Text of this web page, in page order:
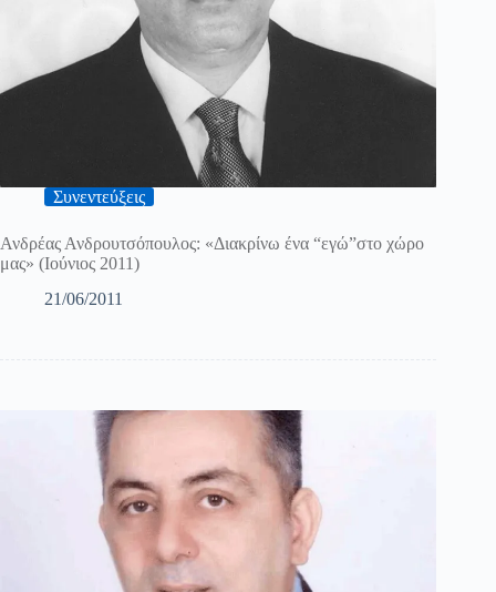
Συνεντεύξεις
Ανδρέας Ανδρουτσόπουλος: «Διακρίνω ένα “εγώ”στο χώρο
μας» (Ιούνιος 2011)
21/06/2011